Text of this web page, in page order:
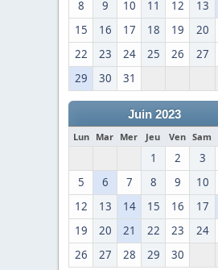
8
9 10 11 12 13
15
16 17 18 19 20
22
23 24 25 26 27
29
30 31
Juin 2023
Lun Mar Mer Jeu Ven Sam
1 2 3
5
6 7 8 9 10
12
13 14 15 16 17
19
20 21 22 23 24
26
27 28 29 30